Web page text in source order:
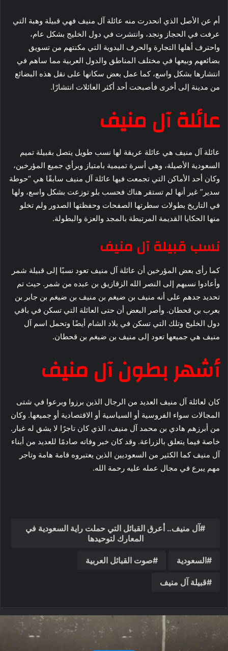
أم عن الأصل الذي انحدرت منه عائلة آل منيف فهي قبيلة وهبة التي
عرفت في الحجاز ونجد، وانتشرت في دول الخليج بشكل عام،
واحترف أهلها التجارة والحرف اليدوية التي مكنتهم من تسويق
بضائعهم وبيعها في مختلف المناطق والدول العربية مما ساهم في
انتشارها بشكل واسع، كما عمل بعض سكانها على نقل هذه البضائع
من مدينة إلى أخرى فأصبحت أحد أكثر العائلات انتشارًا.
عائلة آل منيف
عائلة آل منيف هي عائلة عريقة لها نسب طويل يتصل بقبيلة تميم
السعودية الأصيلة، وهي أسرة تميمية بامتياز وبرأي جميع المؤرخين،
وكان أحد الأماكن التي تجمعت فيها عائلة آل منيف سابقًا هي “حوطة
سدير” غير أنها لم تستقر هناك فحسب بلو توزعت بشكل واسع، ولها
في التاريخ بطولات سطرتها الصفحات وحفظتها الصدور ولم تخلو
منها الحكايا القديمة المرتبطة بالمجد والعزة والبطولة.
نسب قبيلة آل منيف
كما رأى بعض المؤرخين أن عائلة آل منيف تعود نسبًا إلى قبيلة شمر
وأعادوا نسبهم إلى النصر الله الزقازيق بن عبده من شمر. حيث تم
تحديد جدهم على أنه منيف بن ضيغم بن منيف بن ضيغم بن جابر بن
بعرب بن قحطان. وأصر البعض أن حتى العائلة التي تسكن في باقي
دول الخليج وتلك التي تسكن في بلاد الشام أيضًا وتحمل اسم آل
منيف هي جميعها تعود إلى منيف بن ضيغم بن قحطان.
أشهر بطون آل منيف
كان لعائلة آل منيف العديد من الرجال الذين برزوا وبرعوا في شتى
المجالات سواء الفروسية أو السياسية أو الاقتصادية أو جميعها. وكان
من أبرزهم هادي بن محمد آل منيف، الذي كان تاجرًا لا يشق له غبار.
خاصة فيما يتعلق بالزراعة. وقد كان خبر وفاته صادمًا للعديد من أبناء
آل منيف كما الكثير من السعوديين الذين يعتبروه قامة هامة وتاجر
مهم يبرع في مجال عمله عليه رحمة الله.
آل منيف.. أعرق القبائل التي حملت راية السعودية في
المعارك لتوحيدها
السعودية صوت القبائل العربية
قبيلة آل منيف